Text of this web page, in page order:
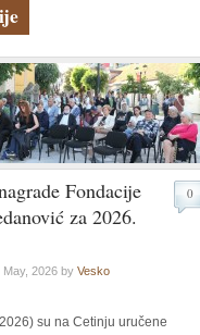
Fondacije
za 2026.
May, 2026 by Vesko
0
su na Cetinju uručene